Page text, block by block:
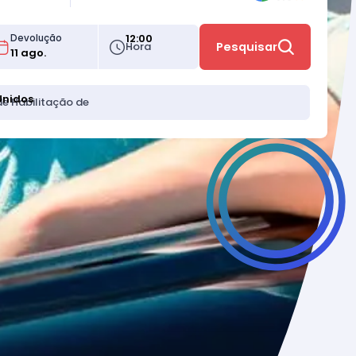
Devolução
Hora
12:00
Pesquisar
Habilitação de